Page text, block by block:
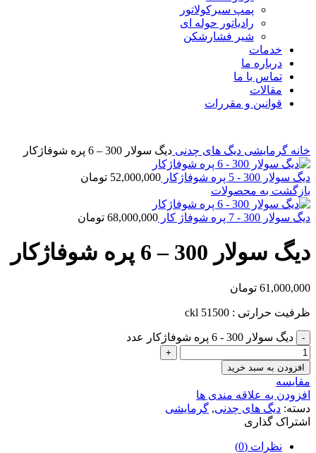
پمپ سیرکولاتور
رادیاتور حوله ای
شیر فشارشکن
خدمات
درباره ما
تماس با ما
مقالات
قوانین و مقررات
خانه گرمایشی دیگ های چدنی دیگ سولار 300 – 6 پره شوفاژکار
دیگ سولار 300 - 5 پره شوفاژکار 52,000,000 تومان
بازگشت به محصولات
دیگ سولار 300 - 7 پره شوفاژ کار 68,000,000 تومان
دیگ سولار 300 – 6 پره شوفاژکار
61,000,000 تومان
ظرفیت حرارتی : 51500 ckl
دیگ سولار 300 - 6 پره شوفاژکار عدد
افزودن به سبد خرید
مقایسه
افزودن به علاقه مندی ها
دسته: دیگ های چدنی, گرمایشی
اشتراک گذاری
نظرات (0)